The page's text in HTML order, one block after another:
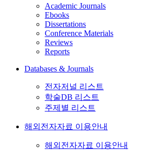
Academic Journals
Ebooks
Dissertations
Conference Materials
Reviews
Reports
Databases & Journals
전자저널 리스트
학술DB 리스트
주제별 리스트
해외전자자료 이용안내
해외전자자료 이용안내